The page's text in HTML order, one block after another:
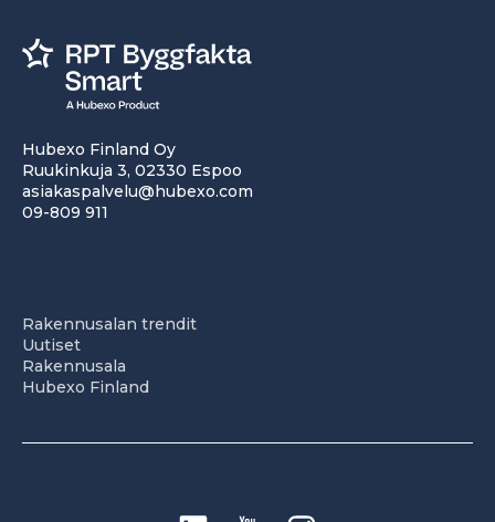
Hubexo Finland Oy
Ruukinkuja 3, 02330 Espoo
asiakaspalvelu@hubexo.com
09-809 911
Rakennusalan trendit
Uutiset
Rakennusala
Hubexo Finland